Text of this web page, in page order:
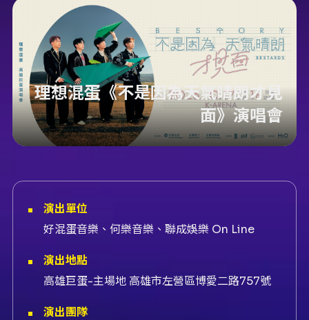
理想混蛋《不是因為天氣晴朗才見
面》演唱會
演出單位
好混蛋音樂、何樂音樂、聯成娛樂 On Line
演出地點
高雄巨蛋-主場地 高雄市左營區博愛二路757號
演出團隊